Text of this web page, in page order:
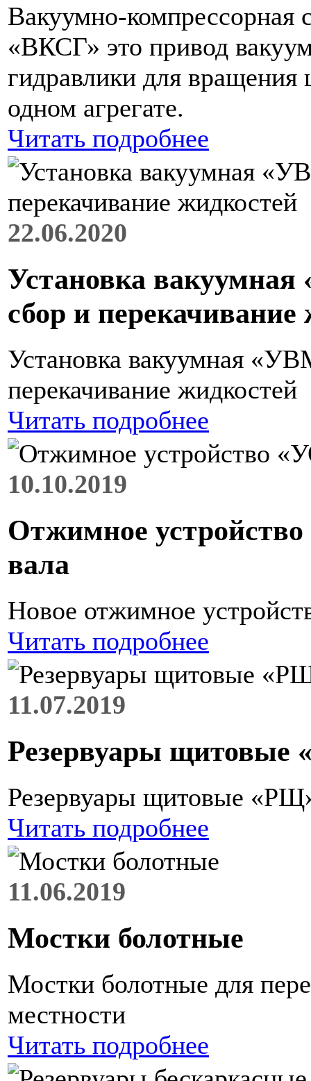
Вакуумно-компрессорная
«ВКСГ» это привод
гидравлики для
одном агрегате.
Читать подробнее
22.06.2020
Установка
сбор и перекачивание
Установка вакуумная
перекачивание жидкостей
Читать подробнее
10.10.2019
Отжимное
вала
Новое отжимное
Читать подробнее
11.07.2019
Резервуары щитовые
Резервуары щитовые
Читать подробнее
11.06.2019
Мостки болотные
Мостки болотные для
местности
Читать подробнее